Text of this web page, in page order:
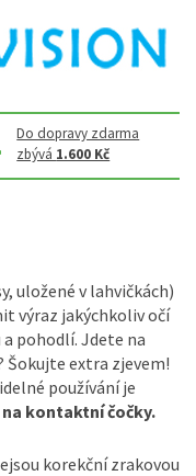
Do dopravy zdarma
zbývá 1.600 Kč
uložené v lahvičkách)
výraz jakýchkoliv očí
pohodlí. Jdete na
Šokujte extra zjevem!
používání je
kontaktní čočky.
korekční zrakovou